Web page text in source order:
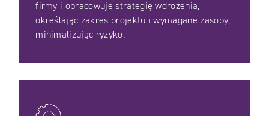
firmy i opracowuje strategię wdrożenia,
określając zakres projektu i wymagane zasoby,
minimalizując ryzyko.